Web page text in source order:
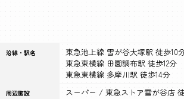
沿線・駅名
東急池上線 雪が谷大塚駅 徒歩10
東急東横線 田園調布駅 徒歩12分
東急東横線 多摩川駅 徒歩14分
周辺施設 スーパー / 東急ストア雪が谷店